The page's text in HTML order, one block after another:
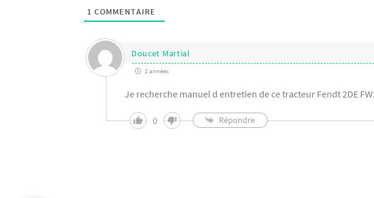
1 COMMENTAIRE
Doucet Martial
2 années
Je recherche manuel d entretien de ce tracteur Fendt 2DE
0 Répondre